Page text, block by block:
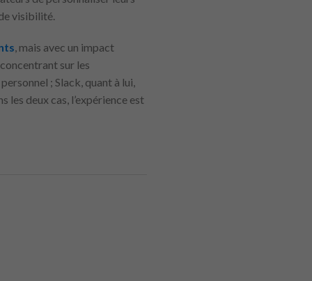
visibilité.
, mais avec un impact
sur les
; Slack, quant à lui,
deux cas, l’expérience est